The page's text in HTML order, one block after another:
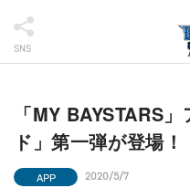
SNS
「MY BAYSTARS
ド」第一弾が登場！
APP 2020/5/7